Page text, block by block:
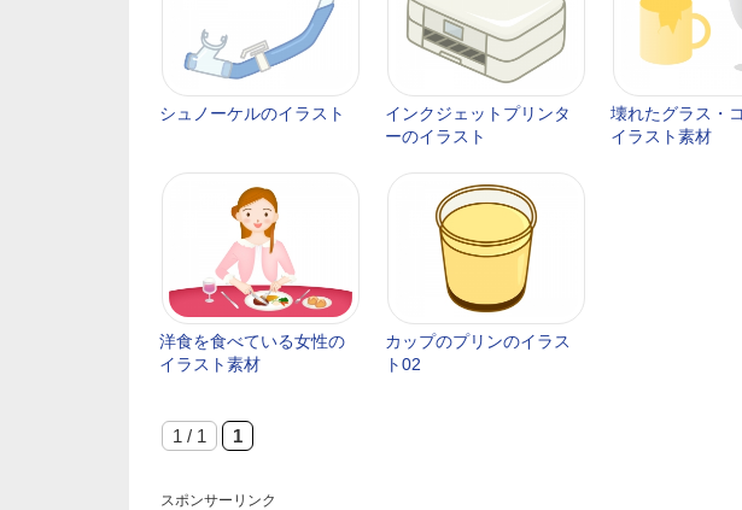
シュノーケルのイラスト
インクジェットプリンタ
ーのイラスト
壊れたグラス・
イラスト素材
洋食を食べている女性の
イラスト素材
カップのプリンのイラス
ト02
1 / 1 1
スポンサーリンク